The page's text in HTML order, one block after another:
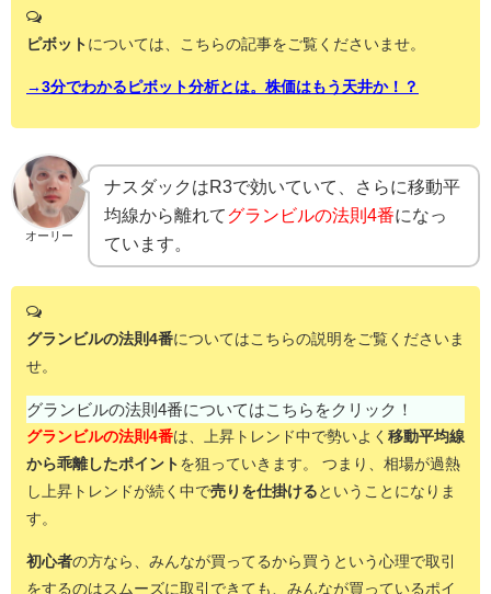
ピボット については、こちらの記事をご覧くださいませ。
→3分でわかるピボット分析とは。株価はもう天井か！？
オーリー
ナスダックはR3で効いていて、さらに移動平
均線から離れてグランビルの法則4番になっ
ています。
グランビルの法則4番についてはこちらの説明をご覧くださいま
せ。
グランビルの法則4番についてはこちらをクリック！
グランビルの法則4番は、上昇トレンド中で勢いよく 移動平均線
から乖離したポイント を狙っていきます。 つまり、相場が過熱
し上昇トレンドが続く中 で売りを仕掛ける ということになりま
す。
初心者の方なら、みんなが買ってるから買うという心理で取引
をするのはスムーズに取引できても、みんなが買っているポイ